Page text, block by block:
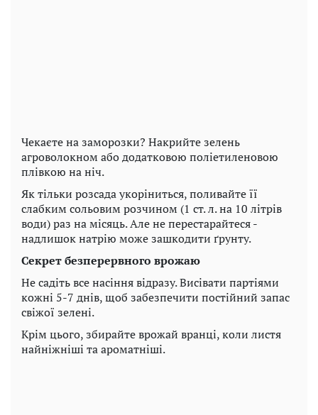
Чекаєте на заморозки? Накрийте зелень
агроволокном або додатковою поліетиленовою
плівкою на ніч.
Як тільки розсада укоріниться, поливайте її
слабким сольовим розчином (1 ст. л. на 10 літрів
води) раз на місяць. Але не перестарайтеся -
надлишок натрію може зашкодити ґрунту.
Секрет безперервного врожаю
Не садіть все насіння відразу. Висівати партіями
кожні 5-7 днів, щоб забезпечити постійний запас
свіжої зелені.
Крім цього, збирайте врожай вранці, коли листя
найніжніші та ароматніші.